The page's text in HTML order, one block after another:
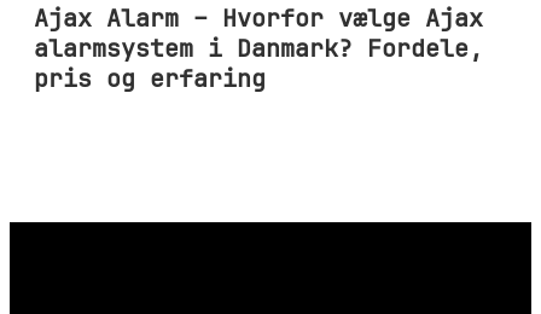
Ajax Alarm – Hvorfor vælge Ajax
alarmsystem i Danmark? Fordele,
pris og erfaring